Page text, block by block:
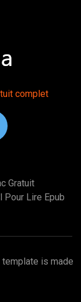
complet
Gratuit
Pour Lire Epub
is made